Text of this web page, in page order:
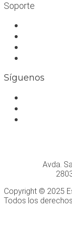
Soporte
Síguenos
Avda.
Copyright © 2025
Todos los